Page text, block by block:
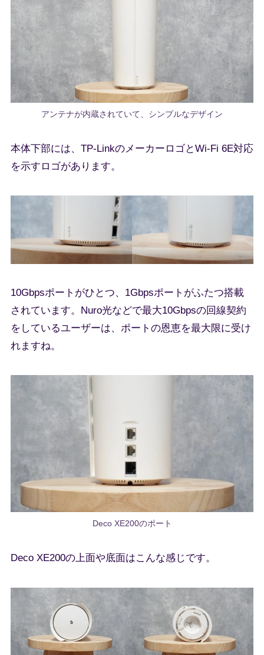
アンテナが内蔵されていて、シンプルなデザイン
本体下部には、TP-LinkのメーカーロゴとWi-Fi 6E対応
を示すロゴがあります。
10Gbpsポートがひとつ、1Gbpsポートがふたつ搭載
されています。Nuro光などで最大10Gbpsの回線契約
をしているユーザーは、ポートの恩恵を最大限に受け
れますね。
Deco XE200のポート
Deco XE200の上面や底面はこんな感じです。